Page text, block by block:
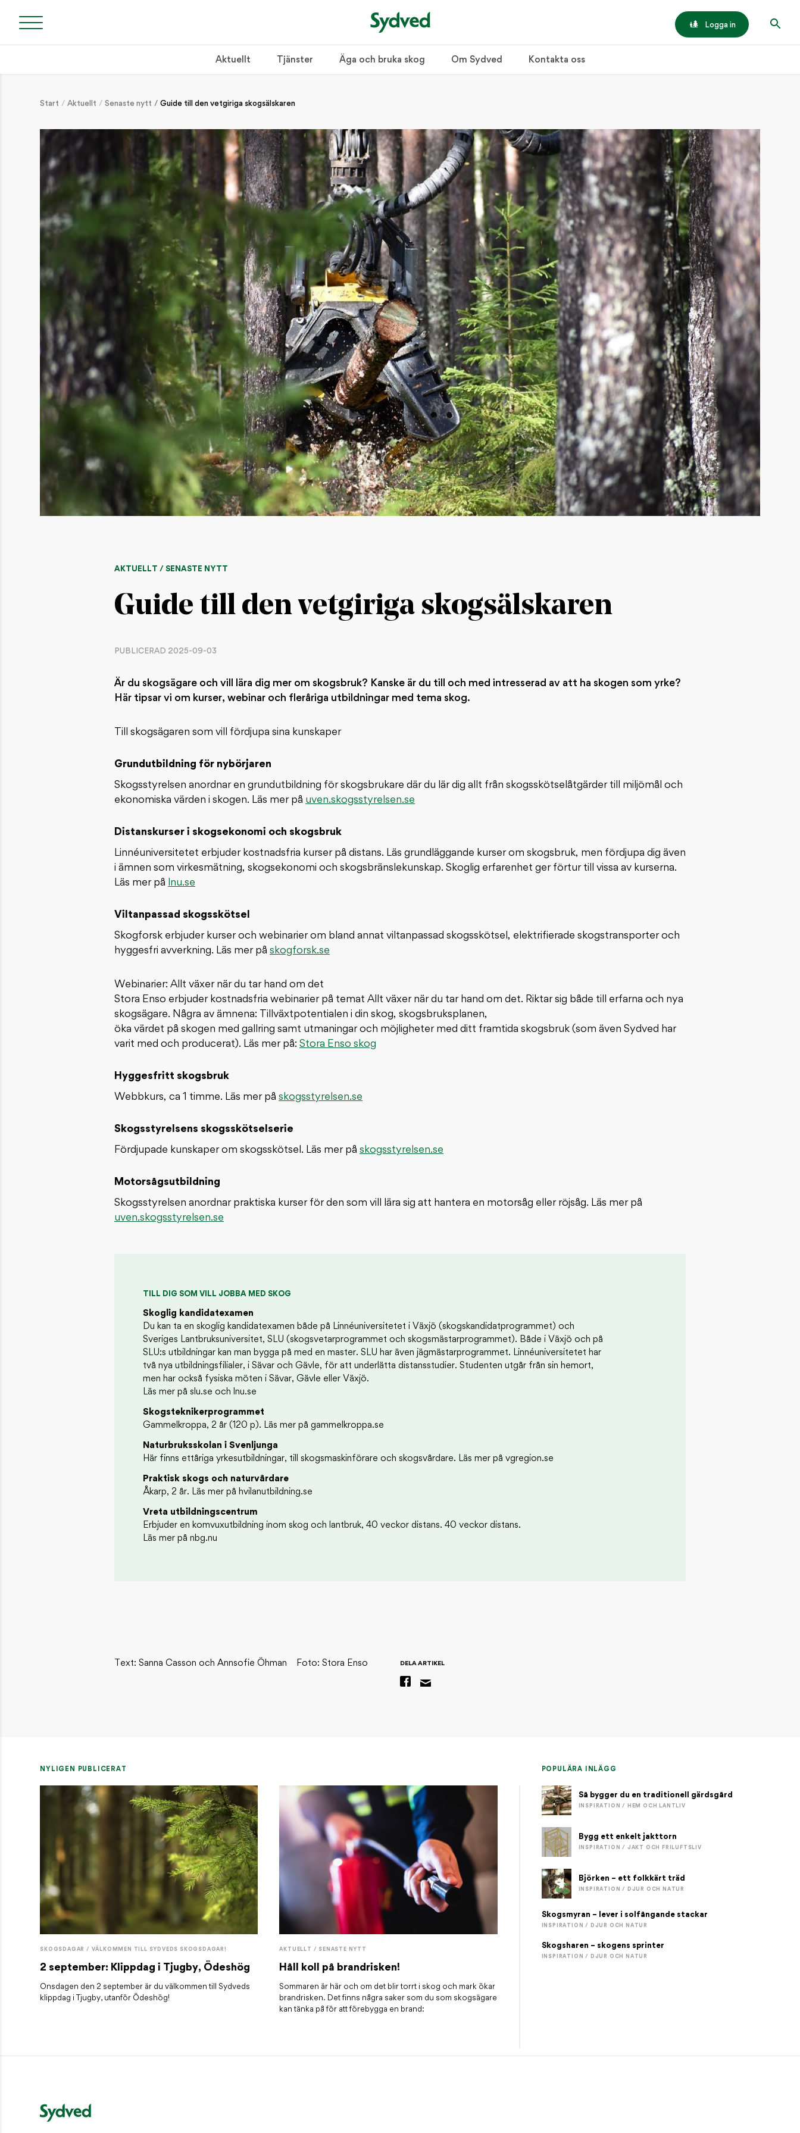
Logga in
Aktuellt Tjänster Äga och bruka skog Om Sydved Kontakta oss
Start Aktuellt Senaste nytt Guide till den vetgiriga skogsälskaren
AKTUELLT / SENASTE NYTT
Guide till den vetgiriga skogsälskaren
PUBLICERAD 2025-09-03
Är du skogsägare och vill lära dig mer om skogsbruk? Kanske är du till och med intresserad av att ha skogen som yrke?
Här tipsar vi om kurser, webinar och fleråriga utbildningar med tema skog.
Till skogsägaren som vill fördjupa sina kunskaper
Grundutbildning för nybörjaren
Skogsstyrelsen anordnar en grundutbildning för skogsbrukare där du lär dig allt från skogsskötselåtgärder till miljömål och
ekonomiska värden i skogen. Läs mer på uven.skogsstyrelsen.se
Distanskurser i skogsekonomi och skogsbruk
Linnéuniversitetet erbjuder kostnadsfria kurser på distans. Läs grundläggande kurser om skogsbruk, men fördjupa dig även
i ämnen som virkesmätning, skogsekonomi och skogsbränslekunskap. Skoglig erfarenhet ger förtur till vissa av kurserna.
Läs mer på lnu.se
Viltanpassad skogsskötsel
Skogforsk erbjuder kurser och webinarier om bland annat viltanpassad skogsskötsel, elektrifierade skogstransporter och
hyggesfri avverkning. Läs mer på skogforsk.se
Webinarier: Allt växer när du tar hand om det
Stora Enso erbjuder kostnadsfria webinarier på temat Allt växer när du tar hand om det. Riktar sig både till erfarna och nya
skogsägare. Några av ämnena: Tillväxtpotentialen i din skog, skogsbruksplanen,
öka värdet på skogen med gallring samt utmaningar och möjligheter med ditt framtida skogsbruk (som även Sydved har
varit med och producerat). Läs mer på: Stora Enso skog
Hyggesfritt skogsbruk
Webbkurs, ca 1 timme. Läs mer på skogsstyrelsen.se
Skogsstyrelsens skogsskötselserie
Fördjupade kunskaper om skogsskötsel. Läs mer på skogsstyrelsen.se
Motorsågsutbildning
Skogsstyrelsen anordnar praktiska kurser för den som vill lära sig att hantera en motorsåg eller röjsåg. Läs mer på
uven.skogsstyrelsen.se
TILL DIG SOM VILL JOBBA MED SKOG
Skoglig kandidatexamen
Du kan ta en skoglig kandidatexamen både på Linnéuniversitetet i Växjö (skogskandidatprogrammet) och
Sveriges Lantbruksuniversitet, SLU (skogsvetarprogrammet och skogsmästarprogrammet). Både i Växjö och på
SLU:s utbildningar kan man bygga på med en master. SLU har även jägmästarprogrammet. Linnéuniversitetet har
två nya utbildningsfilialer, i Sävar och Gävle, för att underlätta distansstudier. Studenten utgår från sin hemort,
men har också fysiska möten i Sävar, Gävle eller Växjö.
Läs mer på slu.se och lnu.se
Skogsteknikerprogrammet
Gammelkroppa, 2 år (120 p). Läs mer på gammelkroppa.se
Naturbruksskolan i Svenljunga
Här finns ettåriga yrkesutbildningar, till skogsmaskinförare och skogsvårdare. Läs mer på vgregion.se
Praktisk skogs och naturvårdare
Åkarp, 2 år. Läs mer på hvilanutbildning.se
Vreta utbildningscentrum
Erbjuder en komvuxutbildning inom skog och lantbruk, 40 veckor distans. 40 veckor distans.
Läs mer på nbg.nu
Text: Sanna Casson och Annsofie Öhman Foto: Stora Enso DELA ARTIKEL
NYLIGEN PUBLICERAT
SKOGSDAGAR / VÄLKOMMEN TILL SYDVEDS SKOGSDAGAR!
2 september: Klippdag i Tjugby, Ödeshög
Onsdagen den 2 september är du välkommen till Sydveds
klippdag i Tjugby, utanför Ödeshög!
AKTUELLT / SENASTE NYTT
Håll koll på brandrisken!
Sommaren är här och om det blir torrt i skog och mark ökar
brandrisken. Det finns några saker som du som skogsägare
kan tänka på för att förebygga en brand:
POPULÄRA INLÄGG
Så bygger du en traditionell gärdsgård
INSPIRATION / HEM OCH LANTLIV
Bygg ett enkelt jakttorn
INSPIRATION / JAKT OCH FRILUFTSLIV
Björken – ett folkkärt träd
INSPIRATION / DJUR OCH NATUR
Skogsmyran – lever i solfångande stackar
INSPIRATION / DJUR OCH NATUR
Skogsharen – skogens sprinter
INSPIRATION / DJUR OCH NATUR